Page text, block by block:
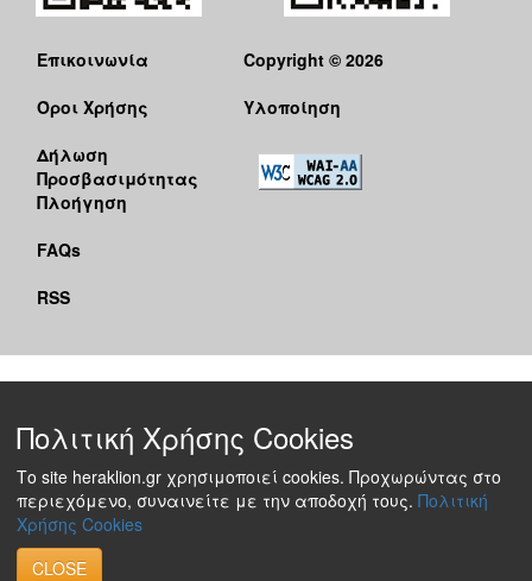
Επικοινωνία
Όροι Χρήσης
Δήλωση
Προσβασιμότητας
Πλοήγηση
FAQs
RSS
Copyright © 2026
Υλοποίηση
Πολιτική Χρήσης Cookies
Το site heraklion.gr χρησιμοποιεί cookies. Προχωρώντας στο
περιεχόμενο, συναινείτε με την αποδοχή τους. Πολιτική
Χρήσης Cookies
CLOSE